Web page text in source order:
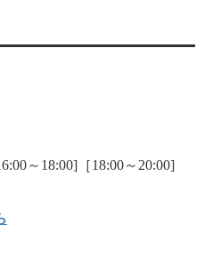
～18:00]［18:00～20:00]